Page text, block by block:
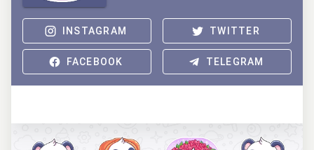
INSTAGRAM TWITTER
FACEBOOK TELEGRAM